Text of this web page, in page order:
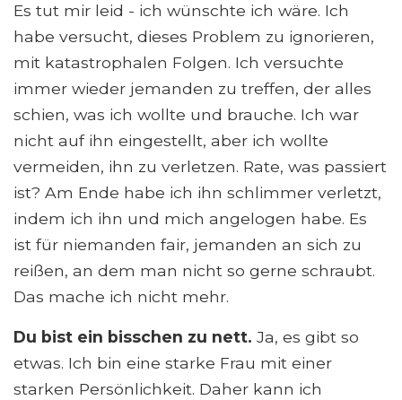
Es tut mir leid - ich wünschte ich wäre. Ich
habe versucht, dieses Problem zu ignorieren,
mit katastrophalen Folgen. Ich versuchte
immer wieder jemanden zu treffen, der alles
schien, was ich wollte und brauche. Ich war
nicht auf ihn eingestellt, aber ich wollte
vermeiden, ihn zu verletzen. Rate, was passiert
ist? Am Ende habe ich ihn schlimmer verletzt,
indem ich ihn und mich angelogen habe. Es
ist für niemanden fair, jemanden an sich zu
reißen, an dem man nicht so gerne schraubt.
Das mache ich nicht mehr.
Du bist ein bisschen zu nett. Ja, es gibt so
etwas. Ich bin eine starke Frau mit einer
starken Persönlichkeit. Daher kann ich